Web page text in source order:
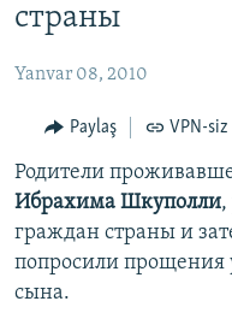
Axtarışa
FƏRQƏ BAX
QANUNI DOĞRU
ARAŞDIRMA
MULTIMEDIA
VIDEO
FOTOQALEREYA
İNFOQRAFIKA
RADIO ARXIV
OXU ZALI
AZƏRBAYCAN ƏDƏBIYYATI
HAQQIMIZDA
MISSIYAMIZ
страны
Yanvar 08, 2010
Paylaş VPN-
Родители
Ибрахима Шкуполли,
граждан страны и
попросили прощения
сына.